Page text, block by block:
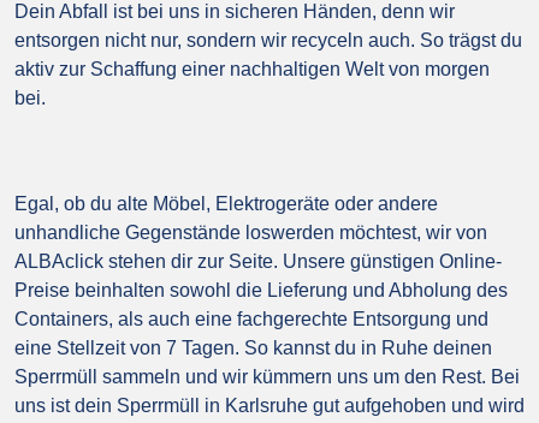
Dein Abfall ist bei uns in sicheren Händen, denn wir
entsorgen nicht nur, sondern wir recyceln auch. So trägst du
aktiv zur Schaffung einer nachhaltigen Welt von morgen
bei.
Egal, ob du alte Möbel, Elektrogeräte oder andere
unhandliche Gegenstände loswerden möchtest, wir von
ALBAclick stehen dir zur Seite. Unsere günstigen Online-
Preise beinhalten sowohl die Lieferung und Abholung des
Containers, als auch eine fachgerechte Entsorgung und
eine Stellzeit von 7 Tagen. So kannst du in Ruhe deinen
Sperrmüll sammeln und wir kümmern uns um den Rest. Bei
uns ist dein Sperrmüll in Karlsruhe gut aufgehoben und wird